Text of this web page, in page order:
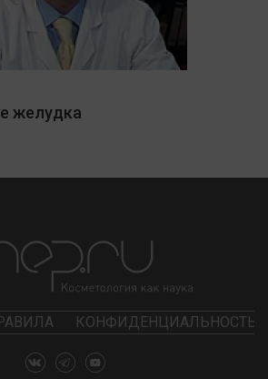
желудка
КОНФИДЕНЦИАЛЬНОСТЬ